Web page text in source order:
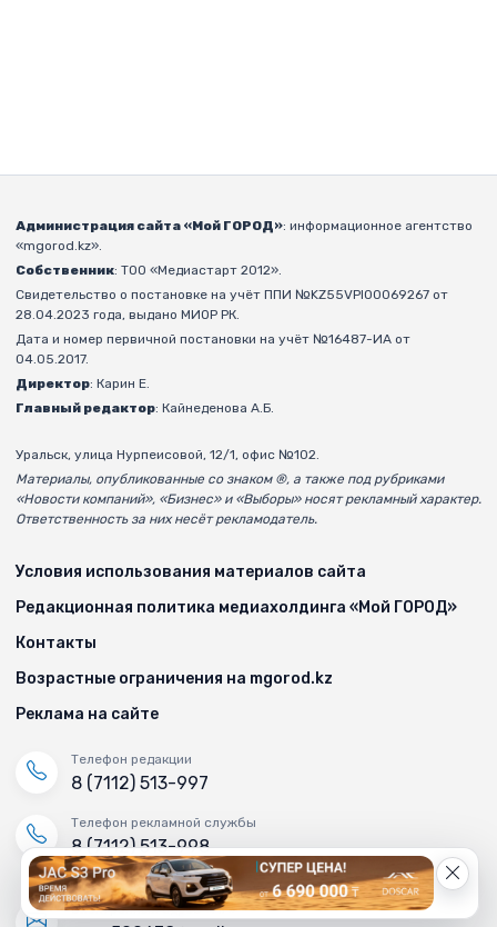
Администрация сайта «Мой ГОРОД»: информационное агентство
«mgorod.kz».
Собственник: ТОО «Медиастарт 2012».
Свидетельство о постановке на учёт ППИ №KZ55VPI00069267 от
28.04.2023 года, выдано МИОР РК.
Дата и номер первичной постановки на учёт №16487-ИА от
04.05.2017.
Директор: Карин Е.
Главный редактор: Кайнеденова А.Б.
Уральск, улица Нурпеисовой, 12/1, офис №102.
Материалы, опубликованные со знаком ®, а также под рубриками
«Новости компаний», «Бизнес» и «Выборы» носят рекламный характер.
Ответственность за них несёт рекламодатель.
Условия использования материалов сайта
Редакционная политика медиахолдинга «Мой ГОРОД»
Контакты
Возрастные ограничения на mgorod.kz
Реклама на сайте
Телефон редакции
8 (7112) 513-997
Телефон рекламной службы
8 (7112) 513-998
+7 (777) 478-00-04
Электронный адрес «МГ»